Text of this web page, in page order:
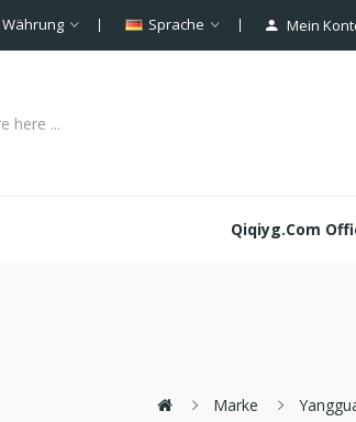
Währung Sprache Mein
Qiqiyg.com
Marke